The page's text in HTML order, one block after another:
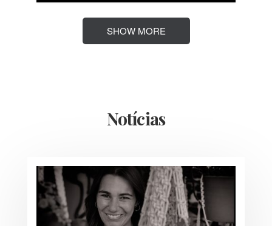
SHOW MORE
Notícias